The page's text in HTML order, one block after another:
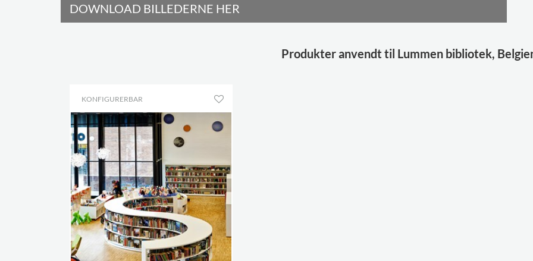
DOWNLOAD BILLEDERNE HER
Produkter anvendt til Lummen bibliotek,
KONFIGURERBAR